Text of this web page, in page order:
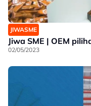
JIWASME
Jiwa SME | OEM
02/05/2023